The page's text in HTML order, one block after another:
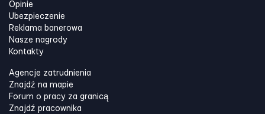
Opinie
Ubezpieczenie
Reklama banerowa
Nasze nagrody
Kontakty
Agencje zatrudnienia
Znajdź na mapie
Forum o pracy za granicą
Znajdź pracownika